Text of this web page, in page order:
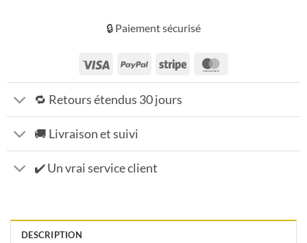
🔒 Paiement sécurisé
Visa PayPal Stripe
🔁 Retours étendus 30 jours
🚚 Livraison et suivi
✔️ Un vrai service client
DESCRIPTION